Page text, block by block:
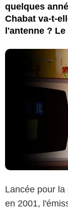
quelques
Chabat va-t-
l'antenne ?
Lancée pour
en 2001,